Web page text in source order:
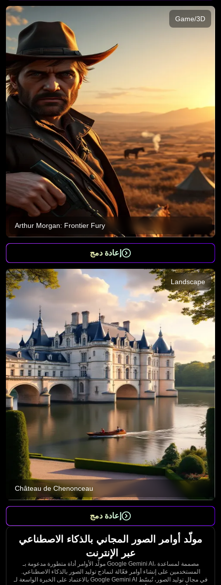
Game/3D
Arthur Morgan: Frontier Fury
إعادة دمج
Landscape
Château de Chenonceau
إعادة دمج
مولّد أوامر الصور المجاني بالذكاء الاصطناعي
عبر الإنترنت
مولّد الأوامر أداة متطورة مدعومة بـ Google Gemini AI، مصممة لمساعدة
المستخدمين على إنشاء أوامر فعّالة لنماذج توليد الصور بالذكاء الاصطناعي.
بالاعتماد على الخبرة الواسعة لـ Google Gemini AI في مجال توليد الصور، تُبسّط